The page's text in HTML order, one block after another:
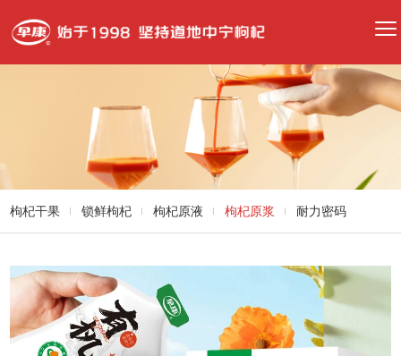
枸杞干果 锁鲜枸杞 枸杞原液 枸杞原浆 耐力密码